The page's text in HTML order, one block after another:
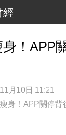
經
！APP
月10日 11:21
身！APP關停背